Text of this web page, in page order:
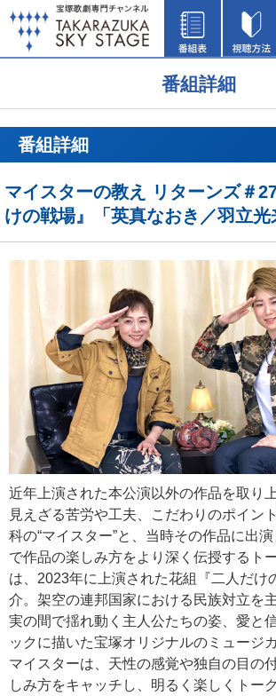
番組詳細
番組詳細
マイスターの教え リターンズ＃
けの戦場』「英真なおき／羽立光
近年上演された本公演以外の作品を取り
見えざる苦労や工夫、こだわりのポイン
科の“マイスター”と、当時その作品に出
で作品の楽しみ方をより深く伝授するト
は、2023年に上演された花組『二人だけ
介。架空の連邦国家における民族対立を
実の間で揺れ動く主人公たちの姿、愛と
ックに描いた宝塚オリジナルのミュージ
マイスターは、天性の感覚や独自の目の
しみ方をキャッチし、明るく楽しくトー